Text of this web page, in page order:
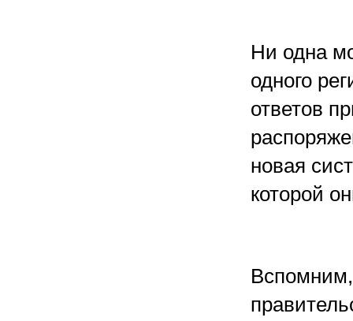
Ни одна
одного
ответов
новая
которой